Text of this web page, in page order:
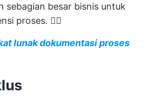
sebagian besar bisnis untuk
proses. 🏊‍♂️
lunak dokumentasi proses